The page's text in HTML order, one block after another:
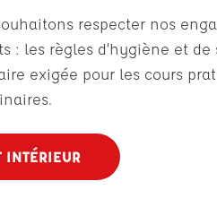
respecter nos
: les règles d’hygiène et
exigée pour les cours
INTÉRIEUR